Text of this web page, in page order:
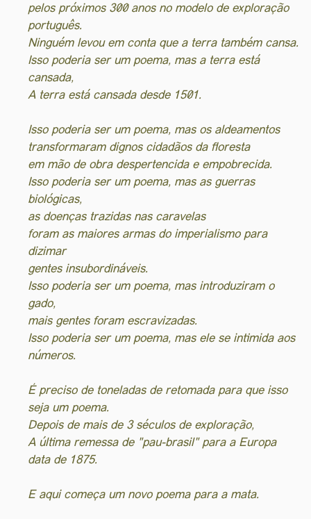
pelos próximos 300 anos no modelo de exploração
português.
Ninguém levou em conta que a terra também cansa.
Isso poderia ser um poema, mas a terra está
cansada,
A terra está cansada desde 1501.
Isso poderia ser um poema, mas os aldeamentos
transformaram dignos cidadãos da floresta
em mão de obra despertencida e empobrecida.
Isso poderia ser um poema, mas as guerras
biológicas,
as doenças trazidas nas caravelas
foram as maiores armas do imperialismo para
dizimar
gentes insubordináveis.
Isso poderia ser um poema, mas introduziram o
gado,
mais gentes foram escravizadas.
Isso poderia ser um poema, mas ele se intimida aos
números.
É preciso de toneladas de retomada para que isso
seja um poema.
Depois de mais de 3 séculos de exploração,
A última remessa de "pau-brasil" para a Europa
data de 1875.
E aqui começa um novo poema para a mata.